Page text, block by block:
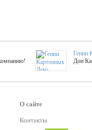
Гении
Дон
О сайте
Контакты